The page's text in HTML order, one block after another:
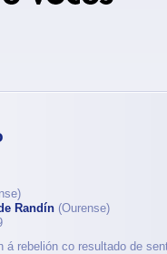
Randín (Ourense)
á rebelión co resultado de